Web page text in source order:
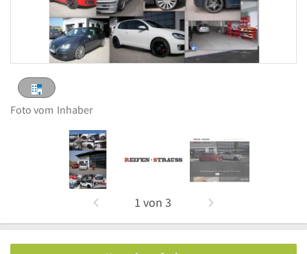
Foto vom Inhaber
1 von 3